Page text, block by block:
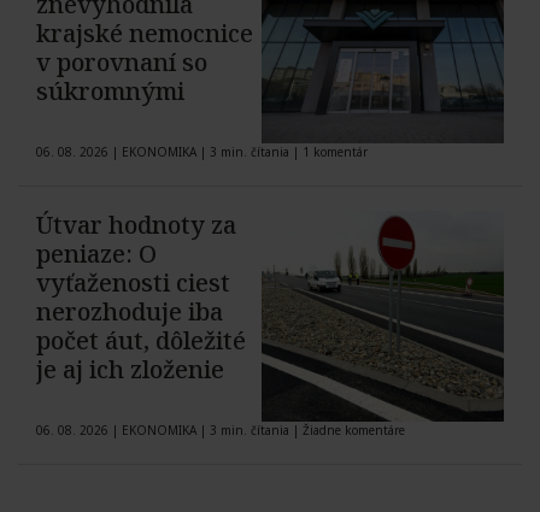
krajské nemocnice
v porovnaní so
súkromnými
06. 08. 2026 | EKONOMIKA | 3 min. čítania | 1 komentár
Útvar hodnoty za
peniaze: O
vyťaženosti ciest
nerozhoduje iba
počet áut, dôležité
je aj ich zloženie
06. 08. 2026 | EKONOMIKA | 3 min. čítania | Žiadne komentáre